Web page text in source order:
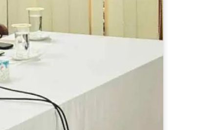
প্রধানমন্ত্রী
রাষ্ট্রপতি নির্বাচনে অংশ নেবে
জামায়াত, রোববার চূড়ান্ত হবে প্রার্থী